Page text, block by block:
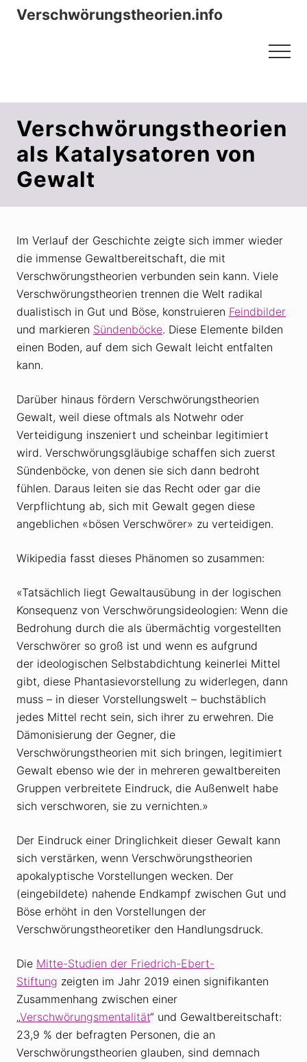
Menu
Zum
ZurVerschwörungstheorien.info
Menu
Verschwörungstheorien
als Katalysatoren von
Gewalt
Im Verlauf der Geschichte zeigte sich immer wieder
die immense Gewaltbereitschaft, die mit
Verschwörungstheorien verbunden sein kann. Viele
Verschwörungstheorien trennen die Welt radikal
dualistisch in Gut und Böse, konstruieren Feindbilder
und markieren Sündenböcke. Diese Elemente bilden
einen Boden, auf dem sich Gewalt leicht entfalten
kann.
Darüber hinaus fördern Verschwörungstheorien
Gewalt, weil diese oftmals als Notwehr oder
Verteidigung inszeniert und scheinbar legitimiert
wird. Verschwörungsgläubige schaffen sich zuerst
Sündenböcke, von denen sie sich dann bedroht
fühlen. Daraus leiten sie das Recht oder gar die
Verpflichtung ab, sich mit Gewalt gegen diese
angeblichen «bösen Verschwörer» zu verteidigen.
Wikipedia fasst dieses Phänomen so zusammen:
«Tatsächlich liegt Gewaltausübung in der logischen
Konsequenz von Verschwörungsideologien: Wenn die
Bedrohung durch die als übermächtig vorgestellten
Verschwörer so groß ist und wenn es aufgrund
der ideologischen Selbstabdichtung keinerlei Mittel
gibt, diese Phantasievorstellung zu widerlegen, dann
muss – in dieser Vorstellungswelt – buchstäblich
jedes Mittel recht sein, sich ihrer zu erwehren. Die
Dämonisierung der Gegner, die
Verschwörungstheorien mit sich bringen, legitimiert
Gewalt ebenso wie der in mehreren gewaltbereiten
Gruppen verbreitete Eindruck, die Außenwelt habe
sich verschworen, sie zu vernichten.»
Der Eindruck einer Dringlichkeit dieser Gewalt kann
sich verstärken, wenn Verschwörungstheorien
apokalyptische Vorstellungen wecken. Der
(eingebildete) nahende Endkampf zwischen Gut und
Böse erhöht in den Vorstellungen der
Verschwörungstheoretiker den Handlungsdruck.
Die Mitte-Studien der Friedrich-Ebert-
Stiftung zeigten im Jahr 2019 einen signifikanten
Zusammenhang zwischen einer
„Verschwörungsmentalität“ und Gewaltbereitschaft:
23,9 % der befragten Personen, die an
Verschwörungstheorien glauben, sind demnach